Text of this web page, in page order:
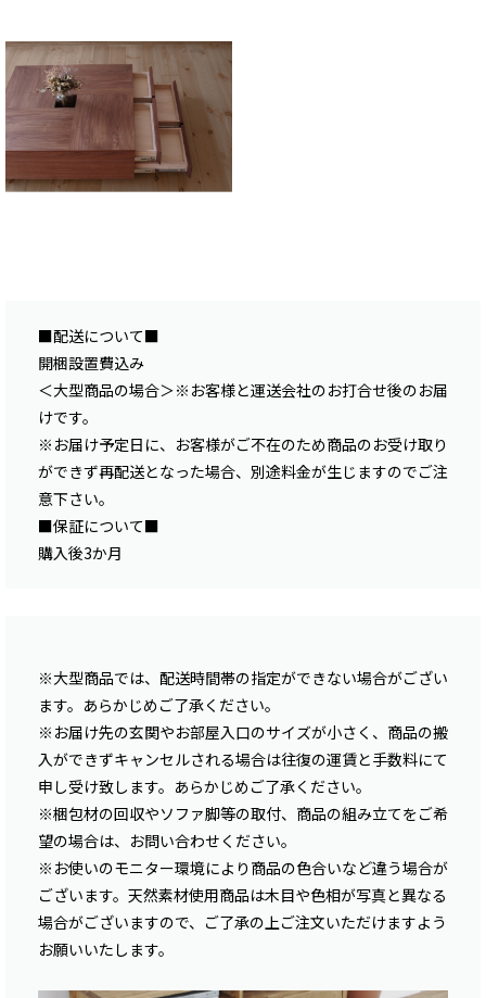
■配送について■
開梱設置費込み
＜大型商品の場合＞※お客様と運送会社のお打合せ後のお届
けです。
※お届け予定日に、お客様がご不在のため商品のお受け取り
ができず再配送となった場合、別途料金が生じますのでご注
意下さい。
■保証について■
購入後3か月
※大型商品では、配送時間帯の指定ができない場合がござい
ます。あらかじめご了承ください。
※お届け先の玄関やお部屋入口のサイズが小さく、商品の搬
入ができずキャンセルされる場合は往復の運賃と手数料にて
申し受け致します。あらかじめご了承ください。
※梱包材の回収やソファ脚等の取付、商品の組み立てをご希
望の場合は、お問い合わせください。
※お使いのモニター環境により商品の色合いなど違う場合が
ございます。天然素材使用商品は木目や色相が写真と異なる
場合がございますので、ご了承の上ご注文いただけますよう
お願いいたします。